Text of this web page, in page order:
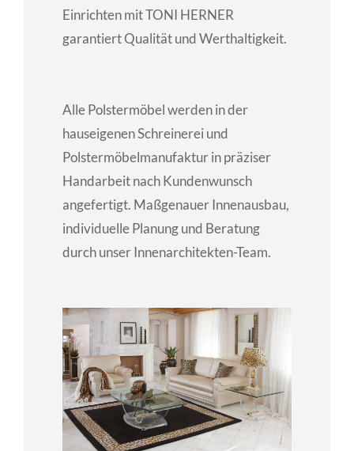
Einrichten mit TONI HERNER
garantiert Qualität und Werthaltigkeit.
Alle Polstermöbel werden in der
hauseigenen Schreinerei und
Polstermöbelmanufaktur in präziser
Handarbeit nach Kundenwunsch
angefertigt. Maßgenauer Innenausbau,
individuelle Planung und Beratung
durch unser Innenarchitekten-Team.